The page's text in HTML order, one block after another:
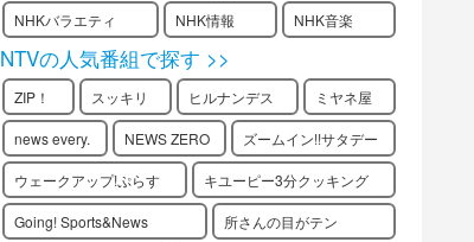
NHKバラエティ NHK情報 NHK音楽
NTVの人気番組で探す >>
ZIP！ スッキリ ヒルナンデス ミヤネ屋
news every. NEWS ZERO ズームイン!!サタデー
ウェークアップ!ぷらす キユーピー3分クッキング
Going! Sports&News 所さんの目がテン